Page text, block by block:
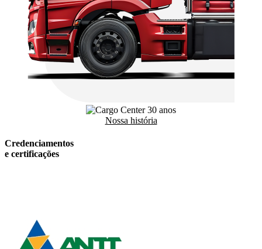
Nossa história
Credenciamentos
e certificações